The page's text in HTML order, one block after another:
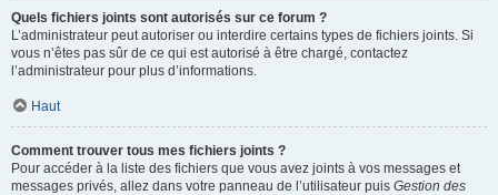
Quels fichiers joints sont autorisés sur ce forum ?
L’administrateur peut autoriser ou interdire certains types de fichiers joints. Si
vous n’êtes pas sûr de ce qui est autorisé à être chargé, contactez
l’administrateur pour plus d’informations.
Haut
Comment trouver tous mes fichiers joints ?
Pour accéder à la liste des fichiers que vous avez joints à vos messages et
messages privés, allez dans votre panneau de l’utilisateur puis Gestion des